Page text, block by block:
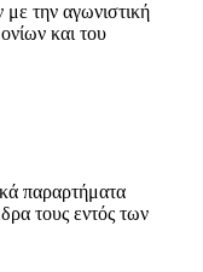
την αγωνιστική
και του
παραρτήματα
τους εντός των